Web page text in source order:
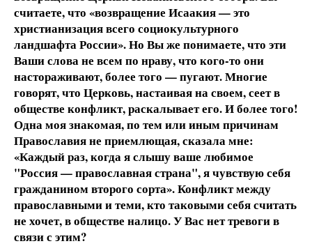
считаете, что «возвращение Исаакия — это
христианизация всего социокультурного
ландшафта России». Но Вы же понимаете, что эти
Ваши слова не всем по нраву, что кого-то они
настораживают, более того — пугают. Многие
говорят, что Церковь, настаивая на своем, сеет в
обществе конфликт, раскалывает его. И более того!
Одна моя знакомая, по тем или иным причинам
Православия не приемлющая, сказала мне:
«Каждый раз, когда я слышу ваше любимое
"Россия — православная страна", я чувствую себя
гражданином второго сорта». Конфликт между
православными и теми, кто таковыми себя считать
не хочет, в обществе налицо. У Вас нет тревоги в
связи с этим?